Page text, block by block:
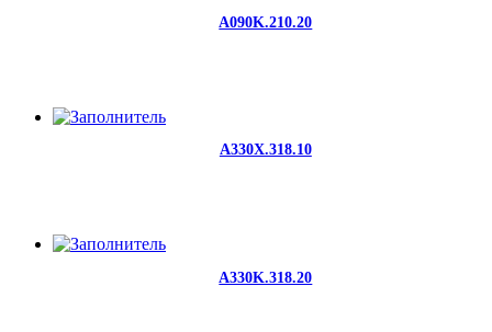
A090K.210.20
A330X.318.10
A330K.318.20